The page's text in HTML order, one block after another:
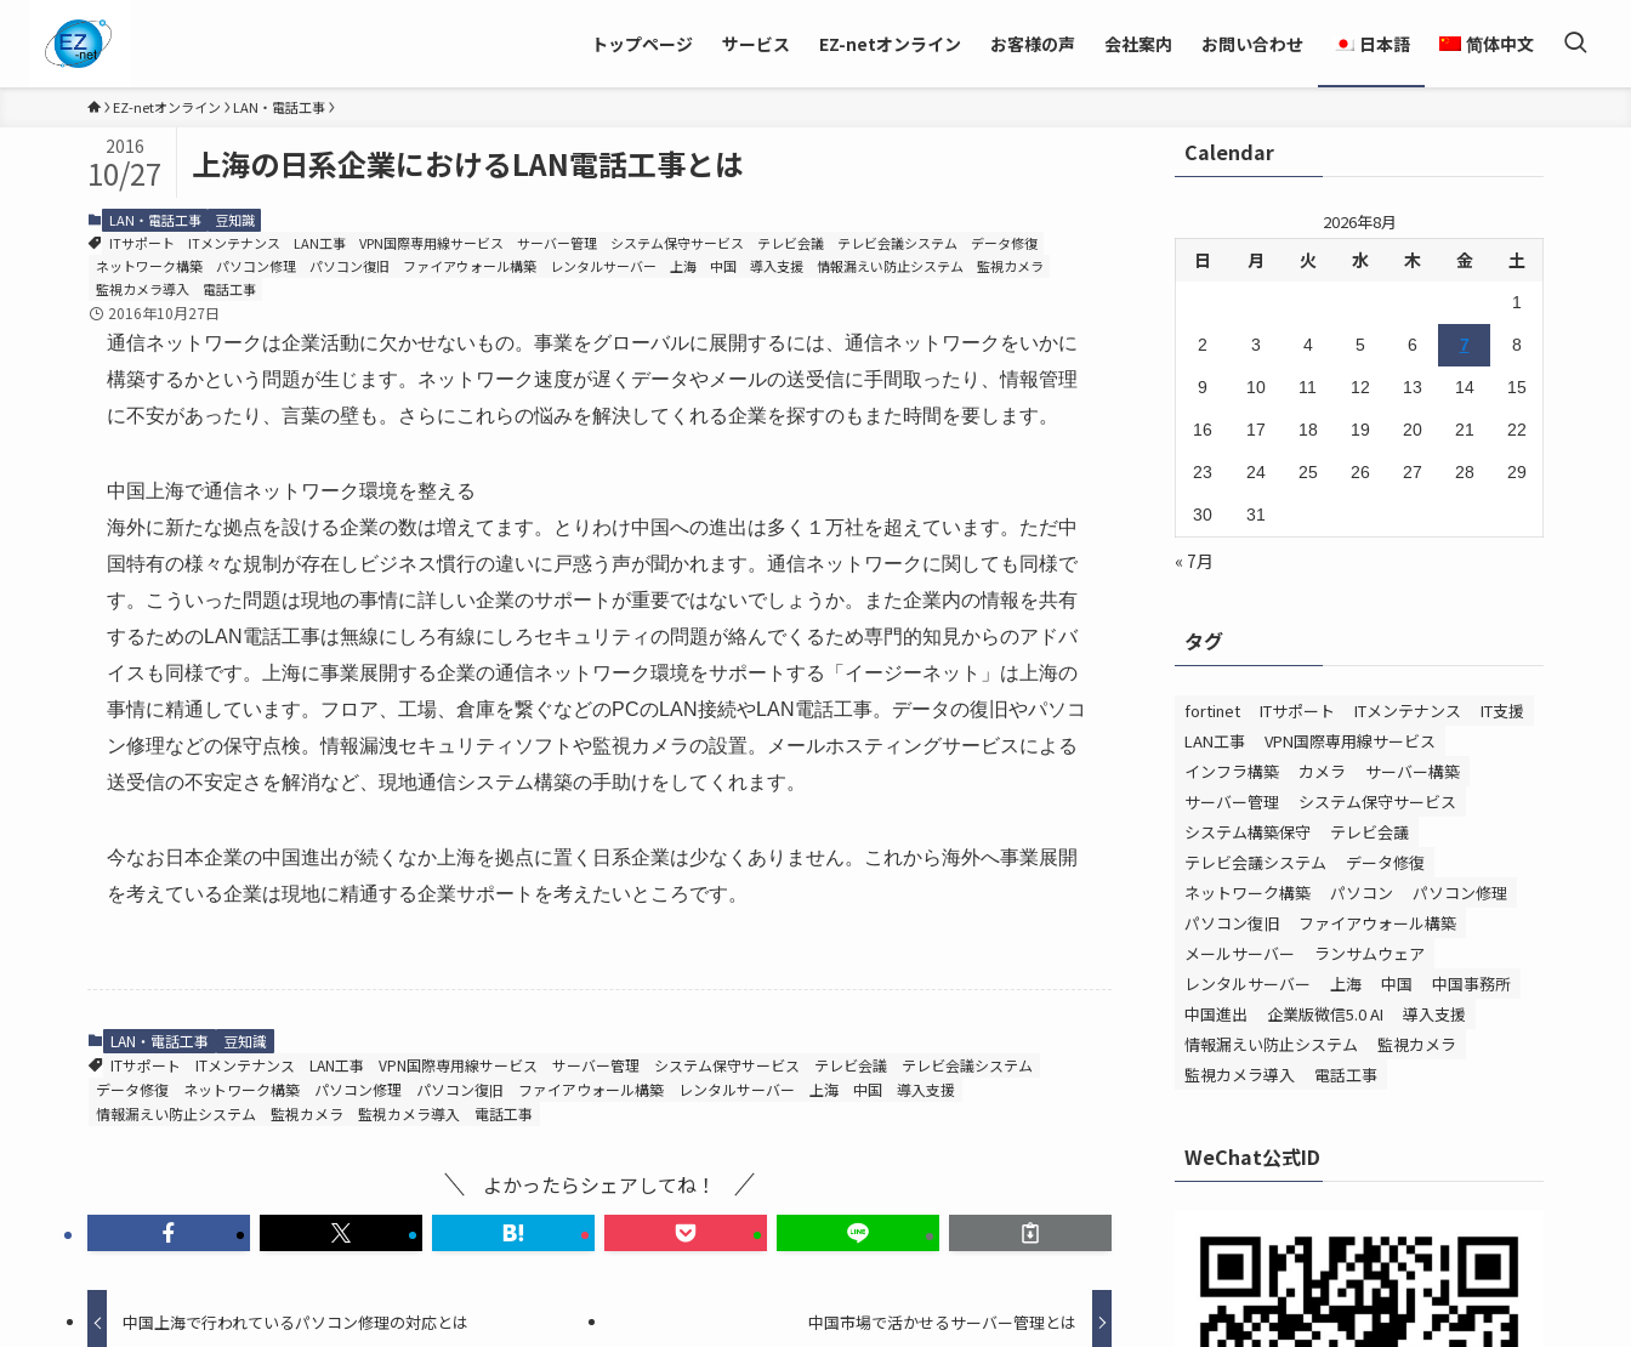
トップページ サービス EZ-netオンライン お客様の声 会社案内 お問い合わせ 日本語 简体中文
EZ-netオンライン LAN・電話工事
上海の日系企業におけるLAN電話工事とは
2016
10/27
LAN・電話工事
豆知識
ITサポート
ITメンテナンス LAN工事 VPN国際専用線サービス サーバー管理 システム保守サービス テレビ会議 テレビ会議システム
データ修復
ネットワーク構築
パソコン修理 パソコン復旧 ファイアウォール構築 レンタルサーバー 上海 中国 導入支援 情報漏えい防止システム
監視カメラ
監視カメラ導入
電話工事
2016年10月27日
通信ネットワークは企業活動に欠かせないもの。事業をグローバルに展開するには、通信ネットワークをいかに
構築するかという問題が生じます。ネットワーク速度が遅くデータやメールの送受信に手間取ったり、情報管理
に不安があったり、言葉の壁も。さらにこれらの悩みを解決してくれる企業を探すのもまた時間を要します。
中国上海で通信ネットワーク環境を整える
海外に新たな拠点を設ける企業の数は増えてます。とりわけ中国への進出は多く１万社を超えています。ただ中
国特有の様々な規制が存在しビジネス慣行の違いに戸惑う声が聞かれます。通信ネットワークに関しても同様で
す。こういった問題は現地の事情に詳しい企業のサポートが重要ではないでしょうか。また企業内の情報を共有
するためのLAN電話工事は無線にしろ有線にしろセキュリティの問題が絡んでくるため専門的知見からのアドバ
イスも同様です。上海に事業展開する企業の通信ネットワーク環境をサポートする「イージーネット」は上海の
事情に精通しています。フロア、工場、倉庫を繋ぐなどのPCのLAN接続やLAN電話工事。データの復旧やパソコ
ン修理などの保守点検。情報漏洩セキュリティソフトや監視カメラの設置。メールホスティングサービスによる
送受信の不安定さを解消など、現地通信システム構築の手助けをしてくれます。
今なお日本企業の中国進出が続くなか上海を拠点に置く日系企業は少なくありません。これから海外へ事業展開
を考えている企業は現地に精通する企業サポートを考えたいところです。
LAN・電話工事
豆知識
ITサポート
ITメンテナンス LAN工事 VPN国際専用線サービス サーバー管理 システム保守サービス テレビ会議
テレビ会議システム
データ修復
ネットワーク構築 パソコン修理 パソコン復旧 ファイアウォール構築 レンタルサーバー 上海 中国
導入支援
情報漏えい防止システム
監視カメラ 監視カメラ導入 電話工事
よかったらシェアしてね！
中国上海で行われているパソコン修理の対応とは 中国市場で活かせるサーバー管理とは
Calendar
2026年8月
日 月 火 水 木 金 土
1
2 3 4 5 6 7 8
9 10 11 12 13 14 15
16 17 18 19 20 21 22
23 24 25 26 27 28 29
30 31
« 7月
タグ
fortinet ITサポート ITメンテナンス
IT支援
LAN工事
VPN国際専用線サービス
インフラ構築
カメラ
サーバー構築
サーバー管理
システム保守サービス
システム構築保守
テレビ会議
テレビ会議システム
データ修復
ネットワーク構築
パソコン
パソコン修理
パソコン復旧
ファイアウォール構築
メールサーバー
ランサムウェア
レンタルサーバー
上海 中国
中国事務所
中国進出
企業版微信5.0 AI
導入支援
情報漏えい防止システム
監視カメラ
監視カメラ導入
電話工事
WeChat公式ID